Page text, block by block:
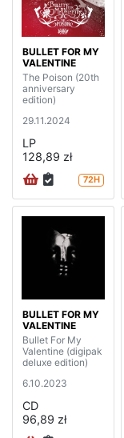
BULLET FOR MY
VALENTINE
The Poison (20th
anniversary
edition)
29.11.2024
LP
128,89 zł
72H
BULLET FOR MY
VALENTINE
Bullet For My
Valentine (digipak
deluxe edition)
6.10.2023
CD
96,89 zł